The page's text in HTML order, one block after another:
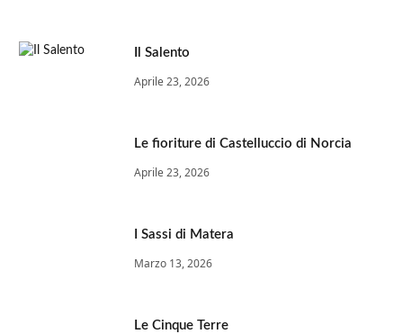
Il Salento
Aprile 23, 2026
Le fioriture di Castelluccio di Norcia
Aprile 23, 2026
I Sassi di Matera
Marzo 13, 2026
Le Cinque Terre